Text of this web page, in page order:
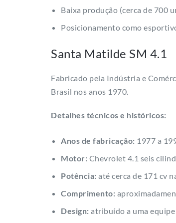
Baixa produção (cerca de 700
Posicionamento como
Santa Matilde SM 4.1
Fabricado pela Indústria e
Brasil nos anos 1970.
Detalhes técnicos e históricos:
Anos de fabricação: 1977 a
Motor: Chevrolet 4.1 seis
Potência: até cerca de 171 cv
Comprimento:
Design: atribuído a uma